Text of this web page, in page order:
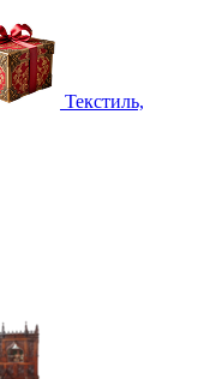
Текстиль,